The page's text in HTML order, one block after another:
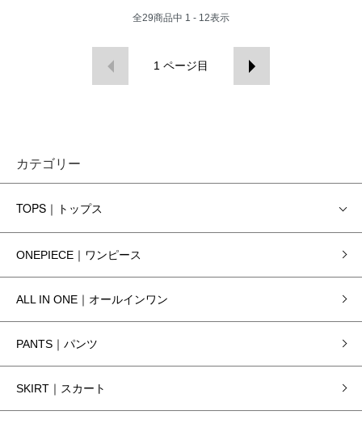
全29商品中 1 - 12表示
1 ページ目
カテゴリー
TOPS｜トップス
ONEPIECE｜ワンピース
ALL IN ONE｜オールインワン
PANTS｜パンツ
SKIRT｜スカート